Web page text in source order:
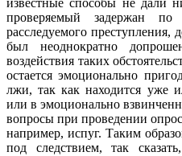
проверяемый задержан
расследуемого
был неоднократно
воздействия таких
остается эмоционально
лжи, так как находится уже
или в эмоционально
вопросы при проведении
например, испуг. Таким
под следствием, так